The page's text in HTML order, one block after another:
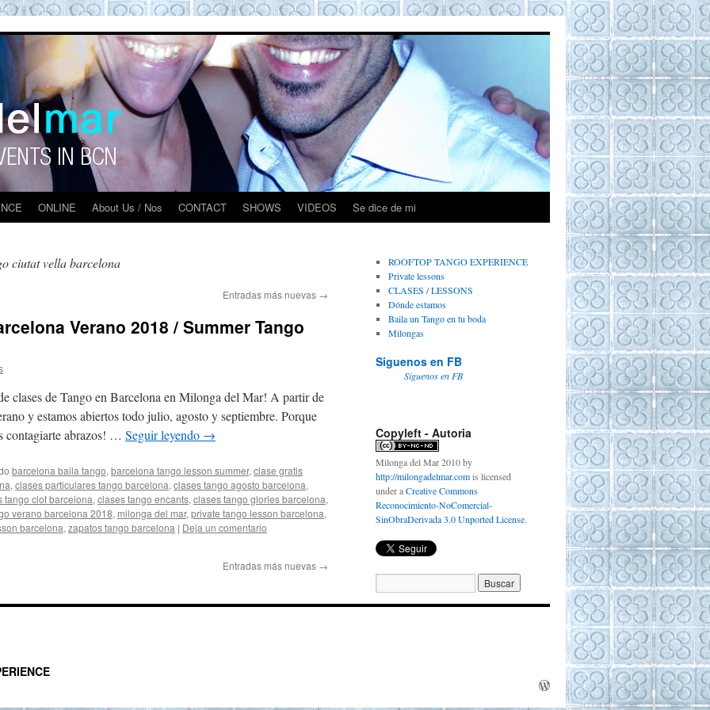
BARCELONA EXPERIENCE
ONLINE About Us / Nos CONTACT SHOWS VIDEOS Se dice de mi
ciutat vella barcelona
Entradas más nuevas →
Verano 2018 / Summer Tango
clases de Tango en Barcelona en Milonga del Mar! A partir de
y estamos abiertos todo julio, agosto y septiembre. Porque
contagiarte abrazos! … Seguir leyendo →
barcelona baila tango, barcelona tango lesson summer, clase gratis
, clases particulares tango barcelona, clases tango agosto barcelona,
tango clot barcelona, clases tango encants, clases tango glories barcelona,
verano barcelona 2018, milonga del mar, private tango lesson barcelona,
barcelona, zapatos tango barcelona | Deja un comentario
Entradas más nuevas →
ROOFTOP TANGO EXPERIENCE
Private lessons
CLASES / LESSONS
Dónde estamos
Baila un Tango en tu boda
Milongas
Siguenos en FB
Siguenos en FB
Copyleft - Autoria
Milonga del Mar 2010by
http://milongadelmar.comis licensed
under aCreative Commons
Reconocimiento-NoComercial-
SinObraDerivada 3.0 Unported License.